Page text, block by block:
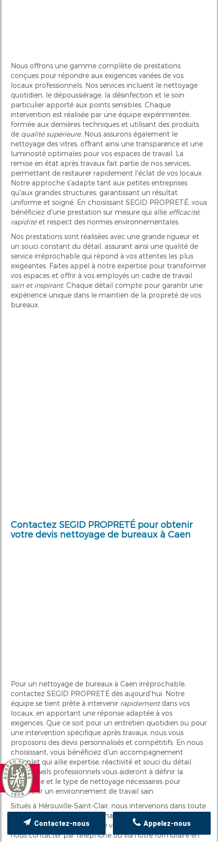
Nous offrons une gamme complète de prestations
conçues pour répondre aux exigences variées de vos
locaux professionnels. Nos services incluent le nettoyage
quotidien, le dépoussiérage, la désinfection et le soin
particulier apporté aux points sensibles. Chaque
intervention est réalisée par une équipe expérimentée,
formée aux dernières techniques et utilisant des produits
de qualité supérieure. Nous assurons également le
nettoyage des vitres, offrant ainsi une transparence et une
luminosité optimales pour vos espaces de travail. La
remise en état après travaux fait partie de nos services,
permettant de restaurer rapidement l'éclat de vos locaux.
Notre approche s'adapte tant aux petites entreprises
qu'aux grandes structures, garantissant un résultat
uniforme et soigné. En choisissant SEGID PROPRETÉ, vous
bénéficiez d'une prestation sur mesure qui allie efficacité,
rapiditéet respect des normes environnementales.
Nos prestations sont réalisées avec une grande rigueur et
un souci constant du détail, assurant ainsi une qualité de
service irréprochable qui répond à vos attentes les plus
exigeantes. Faites appel à notre expertise pour transformer
vos espaces et offrir à vos employés un cadre de travail
sain et inspirant. Chaque détail compte pour garantir une
expérience unique dans le maintien de la propreté de vos
bureaux.
Contactez SEGID PROPRETÉ pour obtenir
votre devis nettoyage de bureaux à Caen
Pour un nettoyage de bureaux à Caen irréprochable,
contactez SEGID PROPRETÉ dès aujourd'hui. Notre
équipe se tient prête à intervenir rapidementdans vos
locaux, en apportant une réponse adaptée à vos
exigences. Que ce soit pour un entretien quotidien ou pour
une intervention spécifique après travaux, nous vous
proposons des devis personnalisés et compétitifs. En nous
choisissant, vous bénéficiez d'un accompagnement
complet qui allie expertise, réactivité et souci du détail.
Nos conseils professionnels vous aideront à définir la
fréquence et le type de nettoyage nécessaires pour
maintenir un environnement de travail sain.
Situés à Hérouville-Saint-Clair, nous intervenons dans toute
la région de Caen et en Normandie, garantissant une
présence locale au service de vos besoins. N'hésitez pas à
nous contacter par téléphone ou via notre formulaire en
Appelez-nous
Contactez-nous